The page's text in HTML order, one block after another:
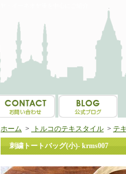
ホーム > トルコのテキスタイル > テ
刺繍トートバッグ(小)- krms007